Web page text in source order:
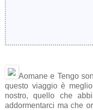
Aomane e Tengo
questo viaggio è
nostro, quello che
addormentarci ma che